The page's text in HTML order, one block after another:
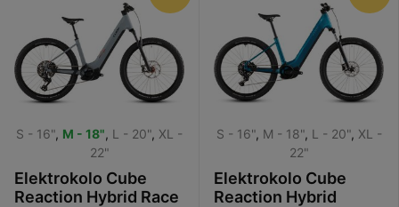
S - 16", M - 18", L - 20", XL -
22"
Elektrokolo Cube
Reaction Hybrid Race
S - 16", M - 18", L - 20", XL -
22"
Elektrokolo Cube
Reaction Hybrid